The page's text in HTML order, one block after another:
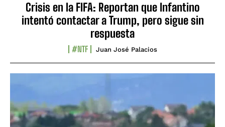
Crisis en la FIFA: Reportan que Infantino
intentó contactar a Trump, pero sigue sin
respuesta
#NTF Juan José Palacios